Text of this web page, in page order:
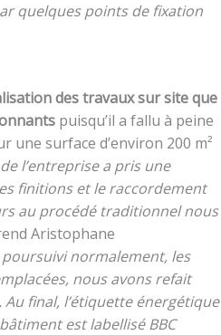
quelques points de fixation
des travaux sur site que
puisqu’il a fallu à peine
une surface d’environ 200 m²
l’entreprise a pris une
finitions et le raccordement
au procédé traditionnel nous
Aristophane
poursuivi normalement, les
nous avons refait
final, l’étiquette énergétique
est labellisé BBC